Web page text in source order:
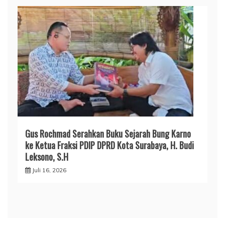
Gus Rochmad Serahkan Buku Sejarah Bung Karno
ke Ketua Fraksi PDIP DPRD Kota Surabaya, H. Budi
Leksono, S.H
Juli 16, 2026